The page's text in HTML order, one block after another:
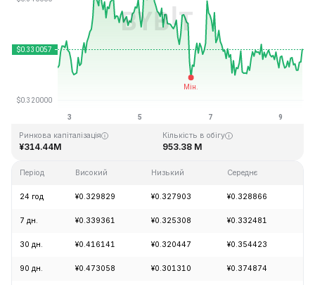
Історичний максимум
Ринкова капіталізація
¥314.44M
Кількість в обігу
953.38 M
Період Високий Низький Середнє
24 год ¥0.329829 ¥0.327903 ¥0.328866
7 дн. ¥0.339361 ¥0.325308 ¥0.332481
30 дн. ¥0.416141 ¥0.320447 ¥0.354423
90 дн. ¥0.473058 ¥0.301310 ¥0.374874